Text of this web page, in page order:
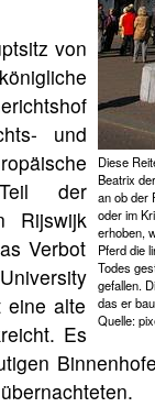
Diese
Beatrix
an ob der
oder im
erhoben,
Pferd die
Todes
gefallen.
das er
Quelle:
von
und
der
Rijswijk
Verbot
eine alte
Es